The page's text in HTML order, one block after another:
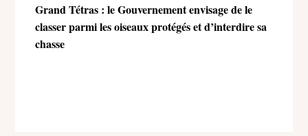
Grand Tétras : le Gouvernement envisage de le
classer parmi les oiseaux protégés et d’interdire sa
chasse